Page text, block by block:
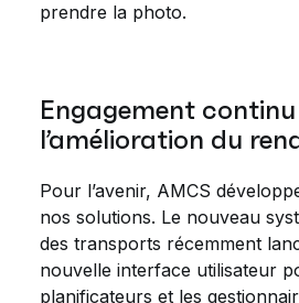
prendre la photo.
Engagement continu
l’amélioration du
Pour l’avenir, AMCS
nos solutions. Le nouveau
des transports récemment
nouvelle interface utilisateur
planificateurs et les